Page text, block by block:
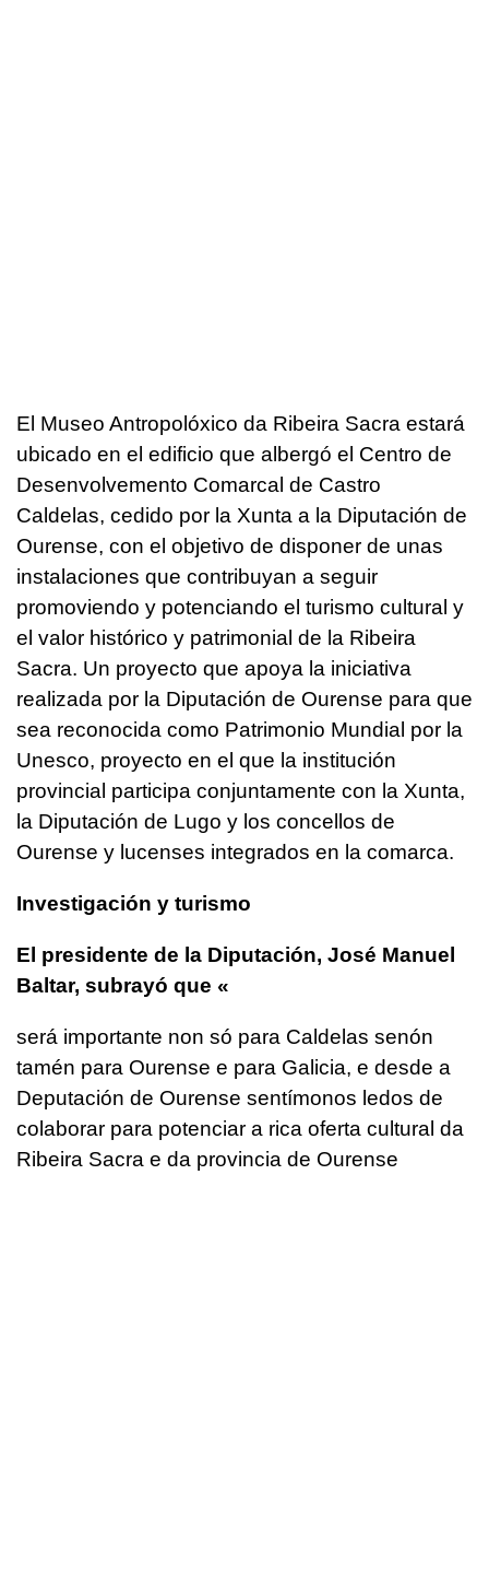
El Museo Antropolóxico da Ribeira Sacra estará
ubicado en el edificio que albergó el Centro de
Desenvolvemento Comarcal de Castro
Caldelas, cedido por la Xunta a la Diputación de
Ourense, con el objetivo de disponer de unas
instalaciones que contribuyan a seguir
promoviendo y potenciando el turismo cultural y
el valor histórico y patrimonial de la Ribeira
Sacra. Un proyecto que apoya la iniciativa
realizada por la Diputación de Ourense para que
sea reconocida como Patrimonio Mundial por la
Unesco, proyecto en el que la institución
provincial participa conjuntamente con la Xunta,
la Diputación de Lugo y los concellos de
Ourense y lucenses integrados en la comarca.
Investigación y turismo
El presidente de la Diputación, José Manuel
Baltar, subrayó que «
será importante non só para Caldelas senón
tamén para Ourense e para Galicia, e desde a
Deputación de Ourense sentímonos ledos de
colaborar para potenciar a rica oferta cultural da
Ribeira Sacra e da provincia de Ourense